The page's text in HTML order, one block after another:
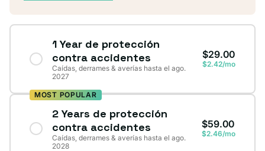
1 Year de protección
contra accidentes
Caídas, derrames & averías hasta el ago.
2027
$29.00
$2.42/mo
MOST POPULAR
2 Years de protección
contra accidentes
Caídas, derrames & averías hasta el ago.
2028
$59.00
$2.46/mo